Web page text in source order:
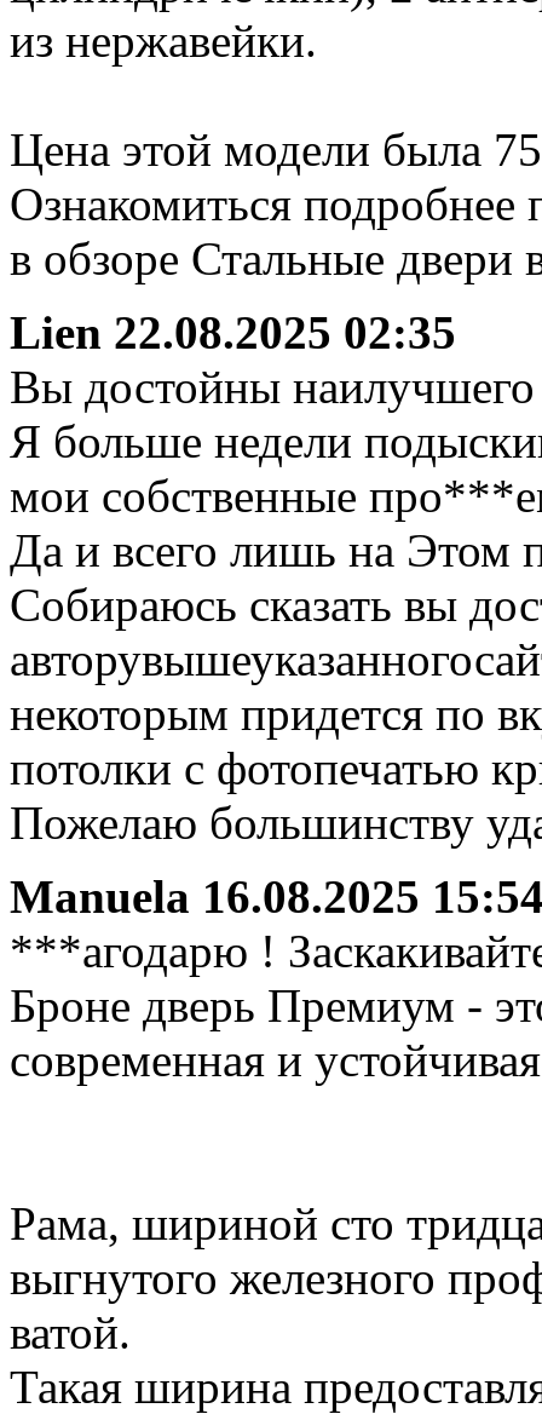
из нержавейки.
Цена этой модели была
Ознакомиться
в обзоре Стальные двери
Lien 22.08.2025 02:35
Вы достойны
Я больше недели
мои собственные
Да и всего лишь на Этом
Собираюсь сказать вы
некоторым придется по
потолки с фотопечатью
Пожелаю большинству
Manuela 16.08.2025
***агодарю !
Броне дверь Премиум -
современная и
Рама, шириной сто
выгнутого железного
ватой.
Такая ширина